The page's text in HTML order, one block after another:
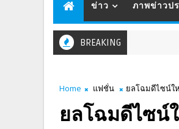
ข่าว ภาพข่าวป
BREAKING
Home แฟชั่น ยลโฉมดีไซน์ให
ยลโฉมดีไซน์